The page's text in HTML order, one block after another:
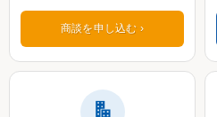
商談を申し込む